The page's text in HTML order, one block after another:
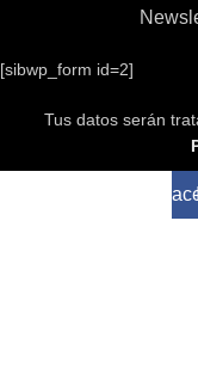
[sibwp_form id=2]
Tus datos serán